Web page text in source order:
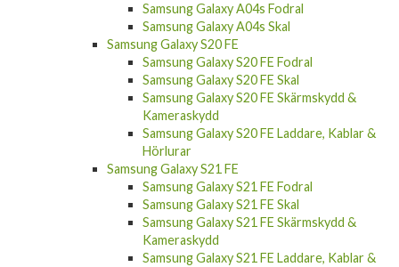
Samsung Galaxy A04s Fodral
Samsung Galaxy A04s Skal
Samsung Galaxy S20 FE
Samsung Galaxy S20 FE Fodral
Samsung Galaxy S20 FE Skal
Samsung Galaxy S20 FE Skärmskydd &
Kameraskydd
Samsung Galaxy S20 FE Laddare, Kablar &
Hörlurar
Samsung Galaxy S21 FE
Samsung Galaxy S21 FE Fodral
Samsung Galaxy S21 FE Skal
Samsung Galaxy S21 FE Skärmskydd &
Kameraskydd
Samsung Galaxy S21 FE Laddare, Kablar &